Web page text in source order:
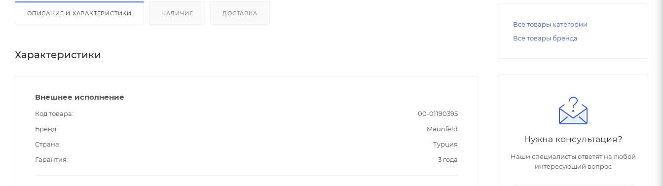
ОПИСАНИЕ И ХАРАКТЕРИСТИКИ НАЛИЧИЕ ДОСТАВКА
Характеристики
Внешнее исполнение
Код товара
00-01190395
Бренд
Maunfeld
Страна
Турция
Гарантия
3 года
Все товары категории
Все товары бренда
Нужна консультация?
Наши специалисты ответят на любой
интересующий вопрос